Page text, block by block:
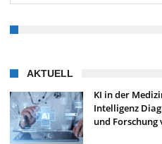
AKTUELL
KI in der
Intelligenz
und